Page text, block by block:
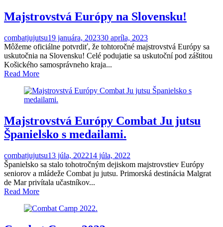
Majstrovstvá Európy na Slovensku!
combatjujutsu19 januára, 202330 apríla, 2023
Môžeme oficiálne potvrdiť, že tohtoročné majstrovstvá Európy sa
uskutočnia na Slovensku! Celé podujatie sa uskutoční pod záštitou
Košického samosprávneho kraja...
Read More
Majstrovstvá Európy Combat Ju jutsu
Španielsko s medailami.
combatjujutsu13 júla, 202214 júla, 2022
Španielsko sa stalo tohotročným dejiskom majstrovstiev Európy
seniorov a mládeže Combat ju jutsu. Primorská destinácia Malgrat
de Mar privítala učastníkov...
Read More